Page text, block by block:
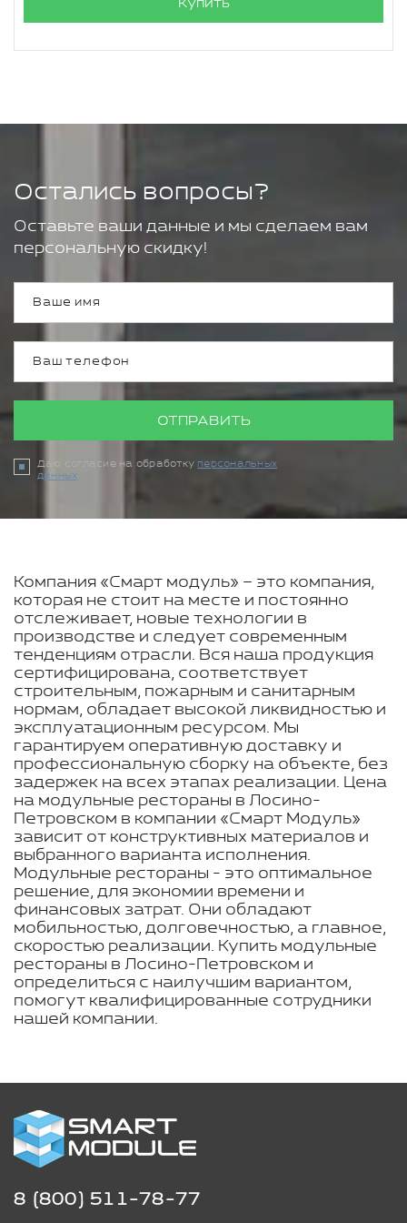
Купить
Остались вопросы?
Оставьте ваши данные и мы сделаем вам
персональную скидку!
ОТПРАВИТЬ
Даю согласие на обработку персональных
данных
Компания «Смарт модуль» – это компания,
которая не стоит на месте и постоянно
отслеживает, новые технологии в
производстве и следует современным
тенденциям отрасли. Вся наша продукция
сертифицирована, соответствует
строительным, пожарным и санитарным
нормам, обладает высокой ликвидностью и
эксплуатационным ресурсом. Мы
гарантируем оперативную доставку и
профессиональную сборку на объекте, без
задержек на всех этапах реализации. Цена
на модульные рестораны в Лосино-
Петровском в компании «Смарт Модуль»
зависит от конструктивных материалов и
выбранного варианта исполнения.
Модульные рестораны - это оптимальное
решение, для экономии времени и
финансовых затрат. Они обладают
мобильностью, долговечностью, а главное,
скоростью реализации. Купить модульные
рестораны в Лосино-Петровском и
определиться с наилучшим вариантом,
помогут квалифицированные сотрудники
нашей компании.
8 (800) 511-78-77